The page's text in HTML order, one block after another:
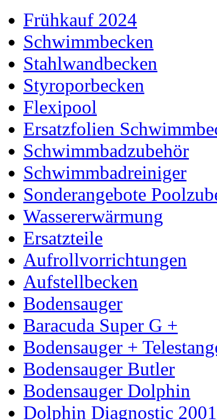
Frühkauf 2024
Schwimmbecken
Stahlwandbecken
Styroporbecken
Flexipool
Ersatzfolien
Schwimmbadzubehör
Schwimmbadreiniger
Sonderangebote
Wassererwärmung
Ersatzteile
Aufrollvorrichtungen
Aufstellbecken
Bodensauger
Baracuda Super G +
Bodensauger +
Bodensauger Butler
Bodensauger Dolphin
Dolphin Diagnostic